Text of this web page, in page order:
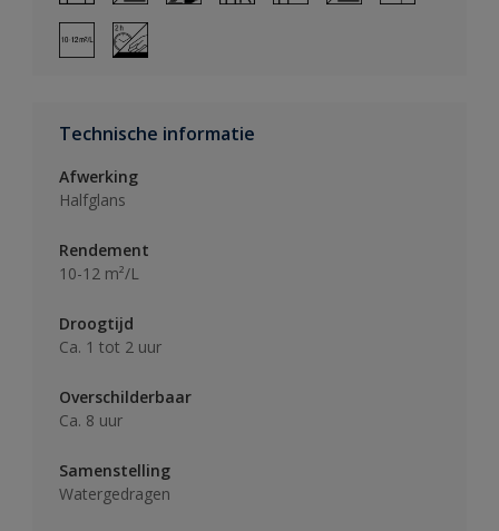
Technische informatie
Afwerking
Halfglans
Rendement
10-12 m²/L
Droogtijd
Ca. 1 tot 2 uur
Overschilderbaar
Ca. 8 uur
Samenstelling
Watergedragen